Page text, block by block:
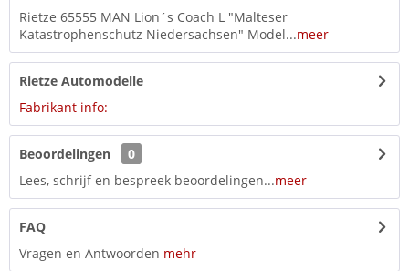
Rietze 65555 MAN Lion´s Coach L "Malteser
Katastrophenschutz Niedersachsen" Model...meer
Rietze Automodelle
Fabrikant info:
Beoordelingen
0
Lees, schrijf en bespreek beoordelingen...meer
FAQ
Vragen en Antwoorden mehr